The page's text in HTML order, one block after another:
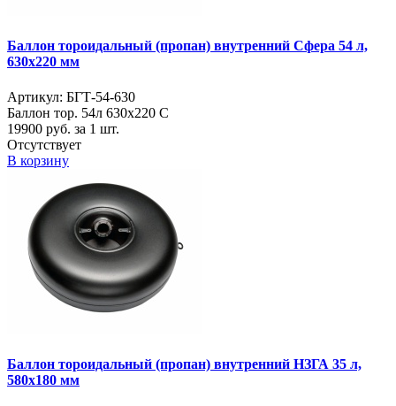
Баллон тороидальный (пропан) внутренний Сфера 54 л,
630х220 мм
Артикул: БГТ-54-630
Баллон тор. 54л 630х220 С
19900 руб. за 1 шт.
Отсутствует
В корзину
Баллон тороидальный (пропан) внутренний НЗГА 35 л,
580х180 мм